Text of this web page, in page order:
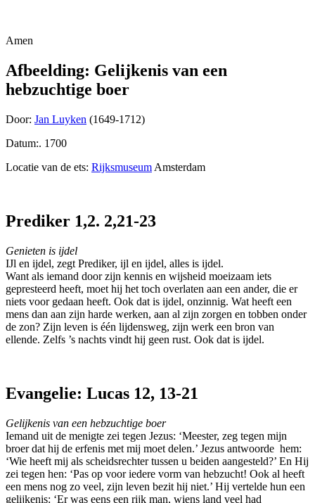
Amen
Afbeelding: Gelijkenis van een
hebzuchtige boer
Door: Jan Luyken (1649-1712)
Datum:. 1700
Locatie van de ets: Rijksmuseum Amsterdam
Prediker 1,2. 2,21-23
Genieten is ijdel
IJl en ijdel, zegt Prediker, ijl en ijdel, alles is ijdel.
Want als iemand door zijn kennis en wijsheid moeizaam iets
gepresteerd heeft, moet hij het toch overlaten aan een ander, die er
niets voor gedaan heeft. Ook dat is ijdel, onzinnig. Wat heeft een
mens dan aan zijn harde werken, aan al zijn zorgen en tobben onder
de zon? Zijn leven is één lijdensweg, zijn werk een bron van
ellende. Zelfs ’s nachts vindt hij geen rust. Ook dat is ijdel.
Evangelie: Lucas 12, 13-21
Gelijkenis van een hebzuchtige boer
Iemand uit de menigte zei tegen Jezus: ‘Meester, zeg tegen mijn
broer dat hij de erfenis met mij moet delen.’ Jezus antwoorde hem:
‘Wie heeft mij als scheidsrechter tussen u beiden aangesteld?’ En Hij
zei tegen hen: ‘Pas op voor iedere vorm van hebzucht! Ook al heeft
een mens nog zo veel, zijn leven bezit hij niet.’ Hij vertelde hun een
gelijkenis: ‘Er was eens een rijk man, wiens land veel had